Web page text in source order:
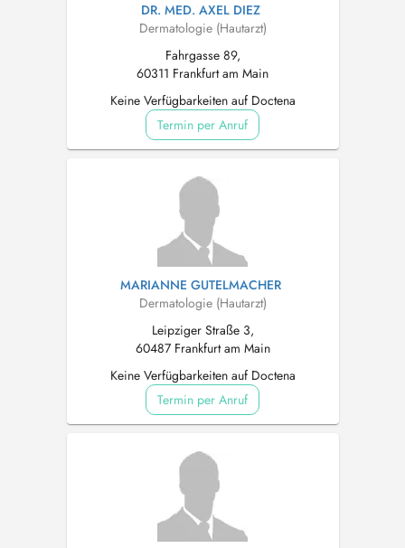
DR. MED. AXEL DIEZ
Dermatologie (Hautarzt)
Fahrgasse 89,
60311 Frankfurt am Main
Keine Verfügbarkeiten auf Doctena
Termin per Anruf
MARIANNE GUTELMACHER
Dermatologie (Hautarzt)
Leipziger Straße 3,
60487 Frankfurt am Main
Keine Verfügbarkeiten auf Doctena
Termin per Anruf